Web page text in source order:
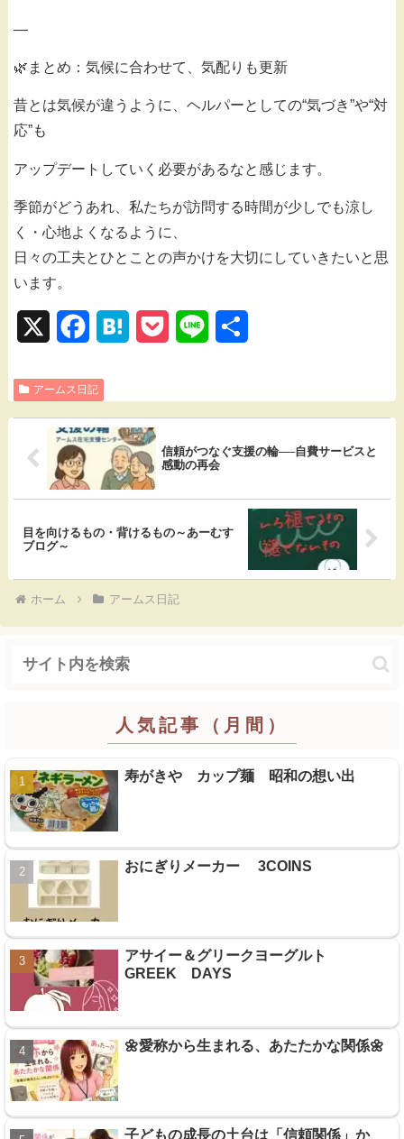
—
🌿まとめ：気候に合わせて、気配りも更新
昔とは気候が違うように、ヘルパーとしての“気づき”や“対
応”も
アップデートしていく必要があるなと感じます。
季節がどうあれ、私たちが訪問する時間が少しでも涼し
く・心地よくなるように、
日々の工夫とひとことの声かけを大切にしていきたいと思
います。
c
e
o
e
n
a
k
e
e
アームス日記
信頼がつなぐ支援の輪──自費サービスと
感動の再会
目を向けるもの・背けるもの～あーむす
ブログ～
ホーム アームス日記
人気記事（月間）
寿がきや カップ麺 昭和の想い出
おにぎりメーカー 3COINS
アサイー＆グリークヨーグルト
GREEK DAYS
🌼愛称から生まれる、あたたかな関係🌼
子どもの成長の土台は「信頼関係」か